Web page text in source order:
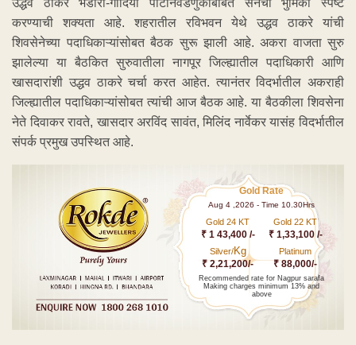
करण्याची शक्यता आहे. शहरातील रविभवन येथे उद्धव ठाकरे यांची
शिवसेनेच्या पदाधिकाऱ्यांसोबत बैठक सुरू झाली आहे. अकरा वाजता सुरु
झालेल्या या बैठकित सुरुवातीला नागपूर जिल्ह्यातील पदाधिकारी आणि
खासदारांशी उद्धव ठाकरे चर्चा करत आहेत. त्यानंतर विदर्भातील अकराही
जिल्ह्यातील पदाधिकाऱ्यांसोबत त्यांची आज बैठक आहे. या बैठकीला शिवसेना
नेते दिवाकर रावते, खासदार अरविंद सावंत, मिलिंद नार्वेकर यासंह विदर्भातील
संपर्क प्रमुख उपस्थित आहे.
Gold Rate
Aug 4 ,2026 - Time 10.30Hrs
Gold 24 KT
₹ 1 43,400 /-
Gold 22 KT
₹ 1,33,100 /-
Silver/Kg
₹ 2,21,200/-
Platinum
₹ 88,000/-
Recommended rate for Nagpur sarafa
Making charges minimum 13% and
above